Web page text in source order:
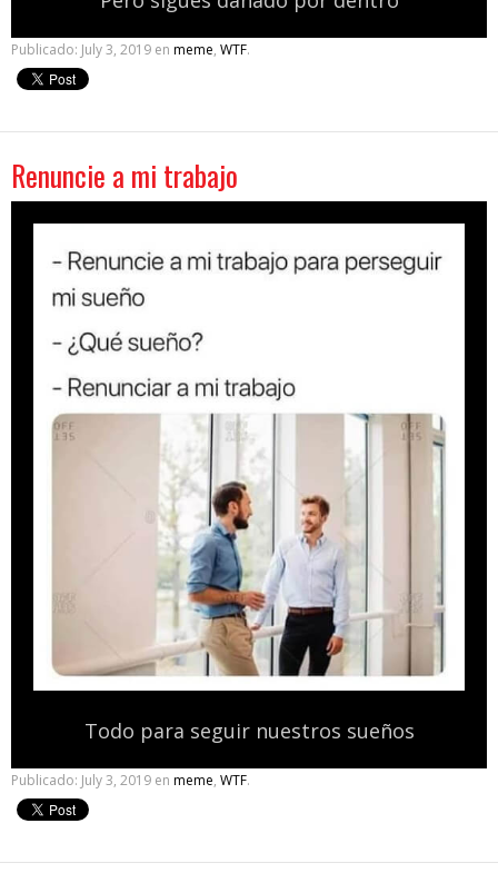
Publicado: July 3, 2019 en meme, WTF.
Renuncie a mi trabajo
Todo para seguir nuestros sueños
Publicado: July 3, 2019 en meme, WTF.